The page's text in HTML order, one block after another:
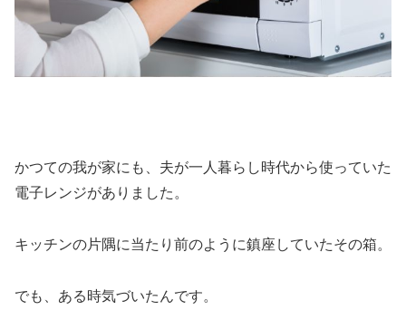
かつての我が家にも、夫が一人暮らし時代から使っていた
電子レンジがありました。
キッチンの片隅に当たり前のように鎮座していたその箱。
でも、ある時気づいたんです。